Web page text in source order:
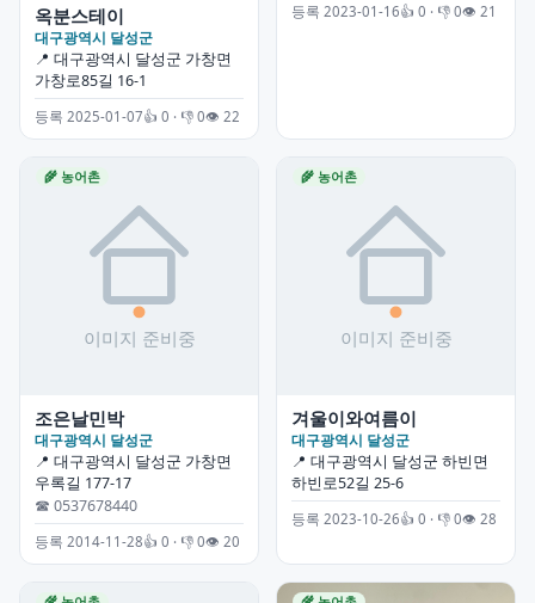
옥분스테이
대구광역시 달성군
📍 대구광역시 달성군 가창면
가창로85길 16-1
등록 2025-01-07👍 0 · 👎 0👁 22
등록 2023-01-16👍 0 · 👎 0👁 21
🌾 농어촌
조은날민박
대구광역시 달성군
📍 대구광역시 달성군 가창면
우록길 177-17
☎ 0537678440
등록 2014-11-28👍 0 · 👎 0👁 20
🌾 농어촌
겨울이와여름이
대구광역시 달성군
📍 대구광역시 달성군 하빈면
하빈로52길 25-6
등록 2023-10-26👍 0 · 👎 0👁 28